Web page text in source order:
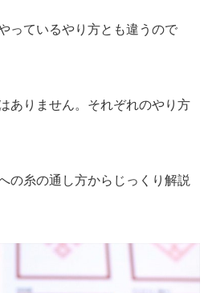
っているやり方とも違うので
ありません。それぞれのやり方
の糸の通し方からじっくり解説